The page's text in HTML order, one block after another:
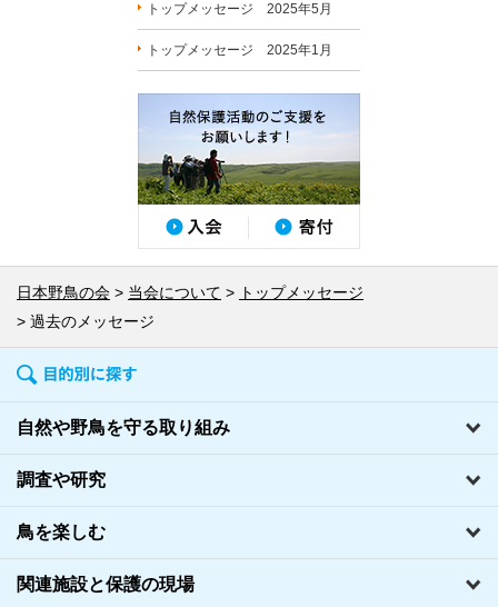
トップメッセージ 2025年5月
トップメッセージ 2025年1月
日本野鳥の会 当会について
トップメッセージ
過去のメッセージ
自然や野鳥を守る取り組み
調査や研究
鳥を楽しむ
関連施設と保護の現場